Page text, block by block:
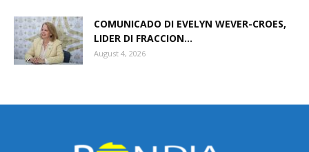
COMUNICADO DI EVELYN WEVER-CROES,
LIDER DI FRACCION...
August 4, 2026